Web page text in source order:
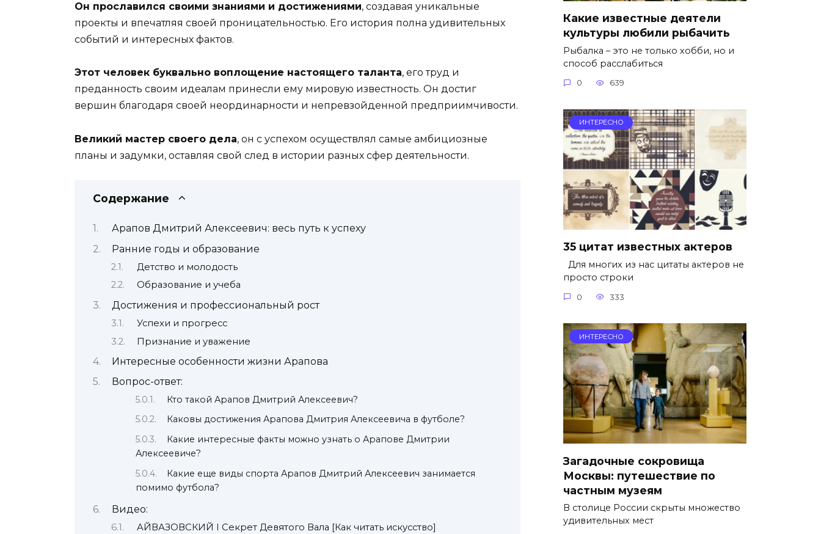
Он прославился своими знаниями и достижениями, создавая уникальные
проекты и впечатляя своей проницательностью. Его история полна удивительных
событий и интересных фактов.
Этот человек буквально воплощение настоящего таланта, его труд и
преданность своим идеалам принесли ему мировую известность. Он достиг
вершин благодаря своей неординарности и непревзойденной предприимчивости.
Великий мастер своего дела, он с успехом осуществлял самые амбициозные
планы и задумки, оставляя свой след в истории разных сфер деятельности.
Содержание
Арапов Дмитрий Алексеевич: весь путь к успеху
Ранние годы и образование
Детство и молодость
Образование и учеба
Достижения и профессиональный рост
Успехи и прогресс
Признание и уважение
Интересные особенности жизни Арапова
Вопрос-ответ:
Кто такой Арапов Дмитрий Алексеевич?
Каковы достижения Арапова Дмитрия Алексеевича в футболе?
Какие интересные факты можно узнать о Арапове Дмитрии
Алексеевиче?
Какие еще виды спорта Арапов Дмитрий Алексеевич занимается
помимо футбола?
Видео:
АЙВАЗОВСКИЙ I Секрет Девятого Вала [Как читать искусство]
Какие известные деятели
культуры любили рыбачить
Рыбалка – это не только хобби, но и
способ расслабиться
0 639
ИНТЕРЕСНО
35 цитат известных актеров
Для многих из нас цитаты актеров не
просто строки
0 333
ИНТЕРЕСНО
Загадочные сокровища
Москвы: путешествие по
частным музеям
В столице России скрыты множество
удивительных мест